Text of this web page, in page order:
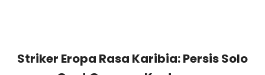
Striker Eropa Rasa Karibia: Persis Solo